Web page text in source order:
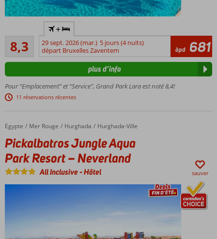
à Lara
au
meilleur
Magnifique
plage de
sable fin
avec
privé
Chambres
familiales
spacieuses
(6
aquatique
8,3Très bon
1722
commentaires
+
29 sept. 2026 (mar.) 5 jours (4 nuits)
départ Bruxelles Zaventem
àpd 681
Pour “Emplacement” et “Service”, Grand Park Lara est noté 8,4!
11 réservations récentes
plus d’info
Accueil
Egypte Mer Rouge Hurghada Hurghada-Ville
Pickalbatros Jungle Aqua Park Resort – Neverland
Pickalbatros Jungle Aqua
Park Resort – Neverland
All Inclusive-Hôtel sauver